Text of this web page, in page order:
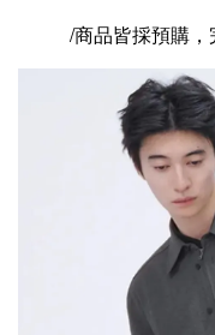
/商品皆採預購